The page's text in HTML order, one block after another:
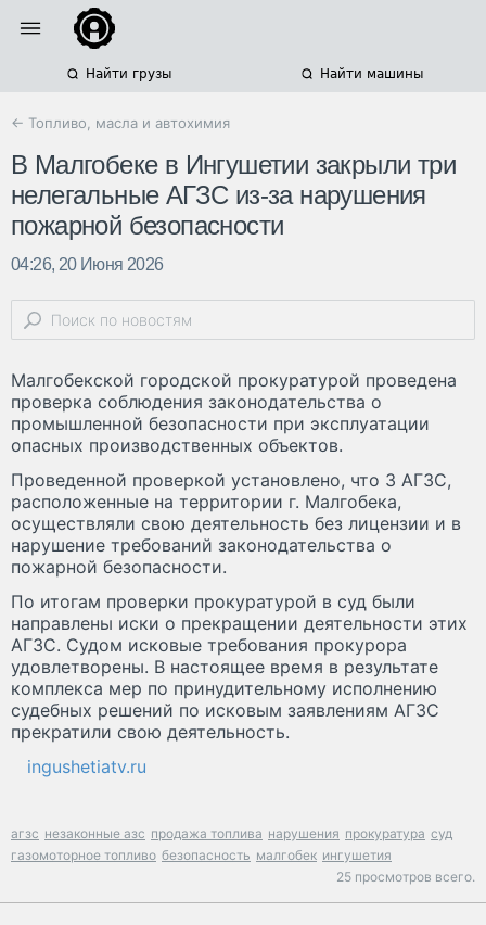
Найти грузы Найти машины
← Топливо, масла и автохимия
В Малгобеке в Ингушетии закрыли три
нелегальные АГЗС из-за нарушения
пожарной безопасности
04:26, 20 Июня 2026
Малгобекской городской прокуратурой проведена
проверка соблюдения законодательства о
промышленной безопасности при эксплуатации
опасных производственных объектов.
Проведенной проверкой установлено, что 3 АГЗС,
расположенные на территории г. Малгобека,
осуществляли свою деятельность без лицензии и в
нарушение требований законодательства о
пожарной безопасности.
По итогам проверки прокуратурой в суд были
направлены иски о прекращении деятельности этих
АГЗС. Судом исковые требования прокурора
удовлетворены. В настоящее время в результате
комплекса мер по принудительному исполнению
судебных решений по исковым заявлениям АГЗС
прекратили свою деятельность.
ingushetiatv.ru
агзс незаконные азс продажа топлива нарушения прокуратура суд
газомоторное топливо безопасность малгобек ингушетия
25 просмотров всего.